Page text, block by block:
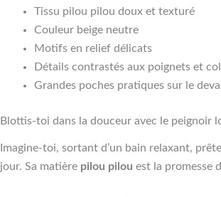
Tissu pilou pilou doux et texturé
Couleur beige neutre
Motifs en relief délicats
Détails contrastés aux poignets et col
Grandes poches pratiques sur le
Blottis-toi dans la douceur avec le peignoir
Imagine-toi, sortant d’un bain relaxant,
jour. Sa matière pilou pilou est la promesse